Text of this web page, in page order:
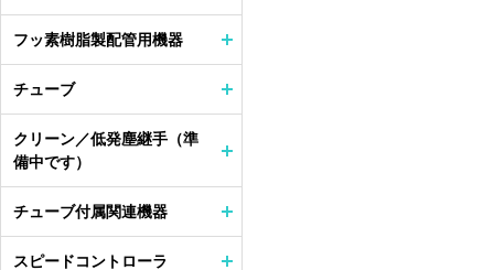
フッ素樹脂製配管用機器
チューブ
クリーン／低発塵継手（準
備中です）
チューブ付属関連機器
スピードコントローラ